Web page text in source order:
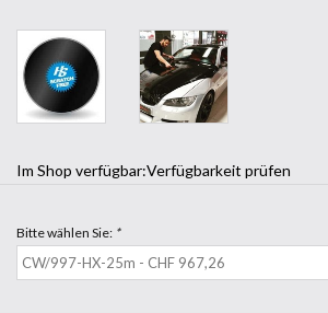
Im Shop verfügbar:Verfügbarkeit prüfen
Bitte wählen Sie: *